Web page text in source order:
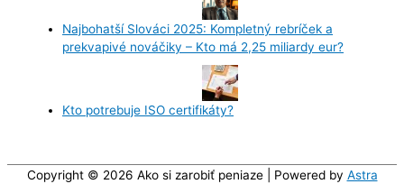
Najbohatší Slováci 2025: Kompletný rebríček a
prekvapivé nováčiky – Kto má 2,25 miliardy eur?
Kto potrebuje ISO certifikáty?
Copyright © 2026 Ako si zarobiť peniaze| Powered by Astra